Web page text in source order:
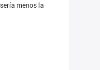
menos la